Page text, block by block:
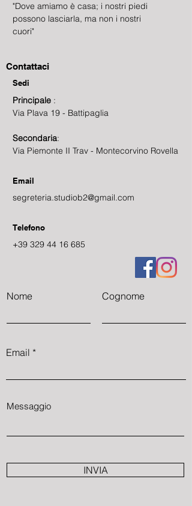
"Dove amiamo è casa; i nostri piedi
possono lasciarla, ma non i nostri
cuori"
Contattaci
Sedi
Principale :
Via Plava 19 - Battipaglia
Secondaria:
Via Piemonte II Trav - Montecorvino Rovella
Email
segreteria.studiob2@gmail.com
Telefono
+39 329 44 16 685
Nome Cognome
Email
Messaggio
INVIA